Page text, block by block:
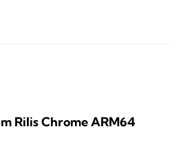
Rilis Chrome ARM64